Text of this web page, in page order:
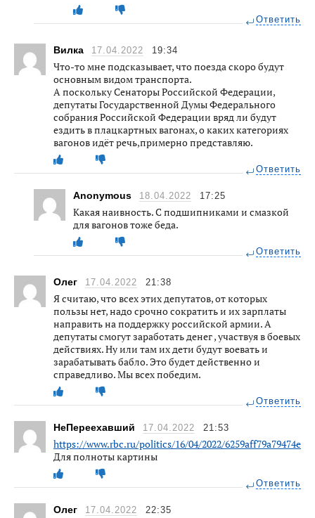
Ответить
Вилка 17.04.2022 19:34
Что-то мне подсказывает, что поезда скоро будут
основным видом транспорта.
А поскольку Сенаторы Российской Федерации,
депутаты Государственной Думы Федерального
собрания Российской Федерации вряд ли будут
ездить в плацкартных вагонах, о каких категориях
вагонов идёт речь,примерно представляю.
Ответить
Anonymous 18.04.2022 17:25
Какая наивность. С подшипниками и смазкой
для вагонов тоже беда.
Ответить
Олег 17.04.2022 21:38
Я считаю, что всех этих депутатов, от которых
пользы нет, надо срочно сократить и их зарплаты
направить на поддержку российской армии. А
депутаты смогут заработать денег , участвуя в боевых
действиях. Ну или там их дети будут воевать и
зарабатывать бабло. Это будет действенно и
справедливо. Мы всех победим.
Ответить
НеПереехавший 17.04.2022 21:53
https://www.rbc.ru/politics/16/04/2022/
Для полноты картины
Ответить
Олег 17.04.2022 22:35